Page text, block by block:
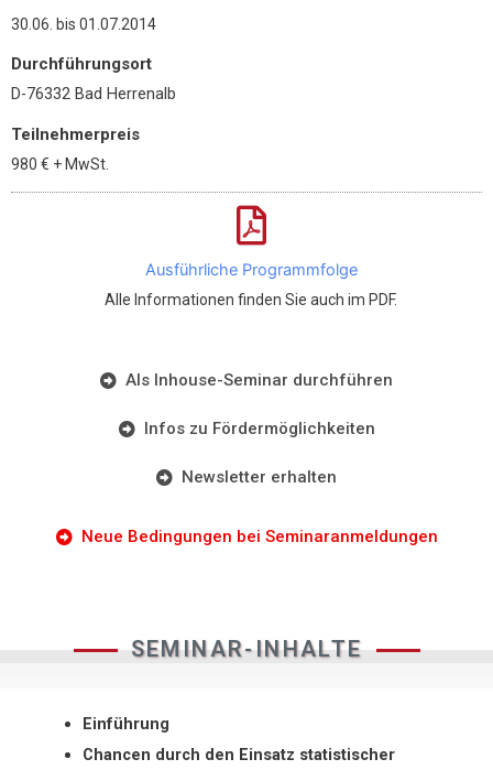
30.06. bis 01.07.2014
Durchführungsort
D-76332 Bad Herrenalb
Teilnehmerpreis
980 € + MwSt.
Ausführliche Programmfolge
Alle Informationen finden Sie auch im PDF.
Als Inhouse-Seminar durchführen
Infos zu Fördermöglichkeiten
Newsletter erhalten
Neue Bedingungen bei Seminaranmeldungen
SEMINAR-INHALTE
Einführung
Chancen durch den Einsatz statistischer